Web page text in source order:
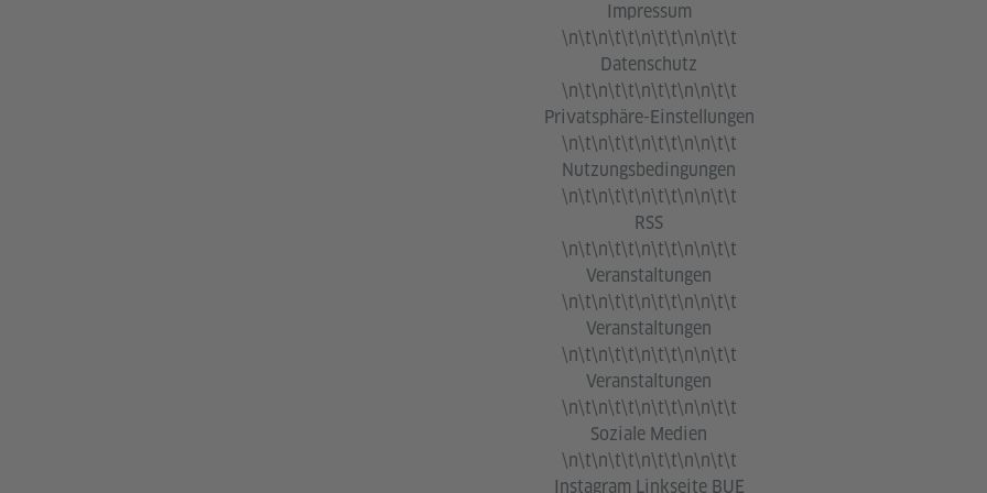
Impressum
\n\t\n\t\t\n\t\t\n\n\t\t
Datenschutz
\n\t\n\t\t\n\t\t\n\n\t\t
Privatsphäre-Einstellungen
\n\t\n\t\t\n\t\t\n\n\t\t
Nutzungsbedingungen
\n\t\n\t\t\n\t\t\n\n\t\t
RSS
\n\t\n\t\t\n\t\t\n\n\t\t
Veranstaltungen
\n\t\n\t\t\n\t\t\n\n\t\t
Veranstaltungen
\n\t\n\t\t\n\t\t\n\n\t\t
Veranstaltungen
\n\t\n\t\t\n\t\t\n\n\t\t
Soziale Medien
\n\t\n\t\t\n\t\t\n\n\t\t
Instagram Linkseite BUE